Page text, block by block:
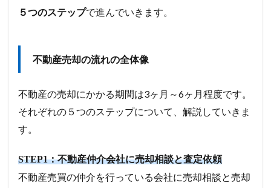
５つのステップで進んでいきます。
不動産売却の流れの全体像
不動産の売却にかかる期間は3ヶ月～6ヶ月程度です。
それぞれの５つのステップについて、解説していきま
す。
STEP1：不動産仲介会社に売却相談と査定依頼
不動産売買の仲介を行っている会社に売却相談と売却